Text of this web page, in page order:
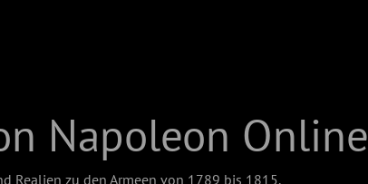
Napoleon Online
Realien zu den Armeen von 1789 bis 1815.